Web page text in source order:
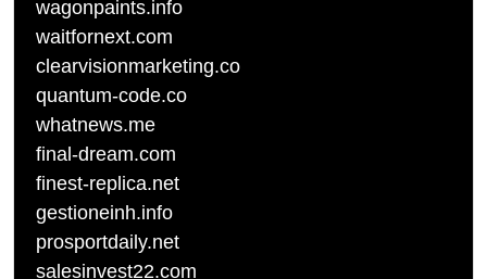
wagonpaints.info
waitfornext.com
clearvisionmarketing.co
quantum-code.co
whatnews.me
final-dream.com
finest-replica.net
gestioneinh.info
prosportdaily.net
salesinvest22.com